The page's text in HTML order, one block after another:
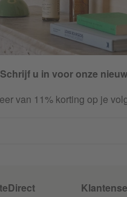
Schrijf u in voor onze
van 11% korting op je